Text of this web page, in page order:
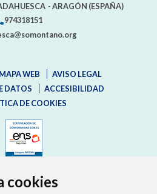
cookies
- ARAGÓN (ESPAÑA)
974318151
MAPA WEB
AVISO LEGAL
DATOS
ACCESIBILIDAD
DE COOKIES